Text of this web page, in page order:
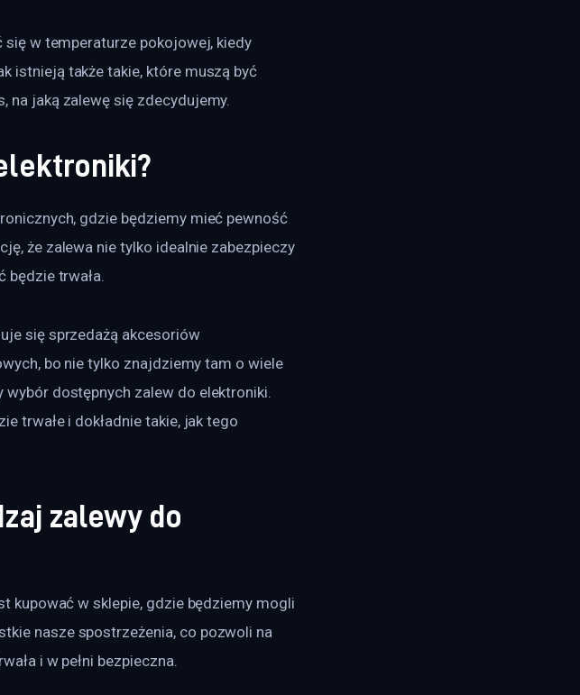
w temperaturze pokojowej, kiedy
istnieją także takie, które muszą być
na jaką zalewę się zdecydujemy.
gdzie będziemy mieć pewność
że zalewa nie tylko idealnie zabezpieczy
będzie trwała.
się sprzedażą akcesoriów
bo nie tylko znajdziemy tam o wiele
dostępnych zalew do elektroniki.
trwałe i dokładnie takie, jak tego
zalewy do
kupować w sklepie, gdzie będziemy mogli
nasze spostrzeżenia, co pozwoli na
i w pełni bezpieczna.